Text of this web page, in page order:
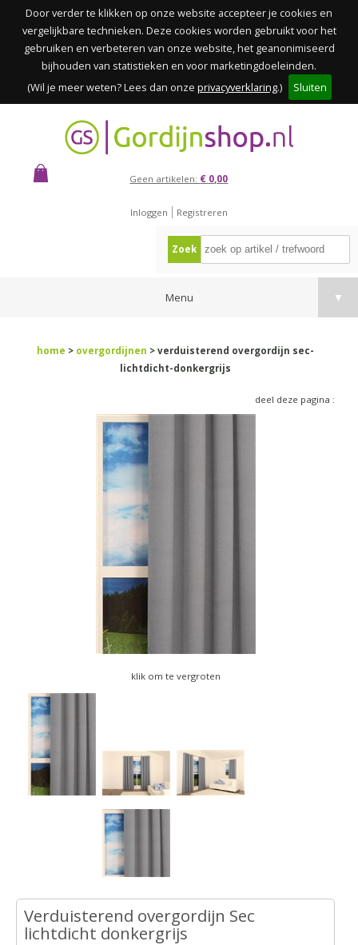
Door verder te klikken op onze website accepteer je cookies en
vergelijkbare technieken. Deze cookies worden gebruikt voor het
gebruiken en verbeteren van onze website, het geanonimiseerd
bijhouden van statistieken en voor marketingdoeleinden.
(Wil je meer weten? Lees dan onze privacyverklaring.) Sluiten
Geen artikelen: € 0,00
Inloggen Registreren
Zoek
Menu ▼
home > overgordijnen > verduisterend overgordijn sec-
lichtdicht-donkergrijs
deel deze pagina :
klik om te vergroten
Verduisterend overgordijn Sec
lichtdicht donkergrijs